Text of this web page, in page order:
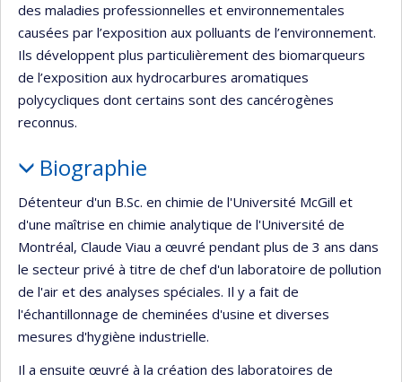
des maladies professionnelles et environnementales
causées par l’exposition aux polluants de l’environnement.
Ils développent plus particulièrement des biomarqueurs
de l’exposition aux hydrocarbures aromatiques
polycycliques dont certains sont des cancérogènes
reconnus.
Biographie
Détenteur d'un B.Sc. en chimie de l'Université McGill et
d'une maîtrise en chimie analytique de l'Université de
Montréal, Claude Viau a œuvré pendant plus de 3 ans dans
le secteur privé à titre de chef d'un laboratoire de pollution
de l'air et des analyses spéciales. Il y a fait de
l'échantillonnage de cheminées d'usine et diverses
mesures d'hygiène industrielle.
Il a ensuite œuvré à la création des laboratoires de